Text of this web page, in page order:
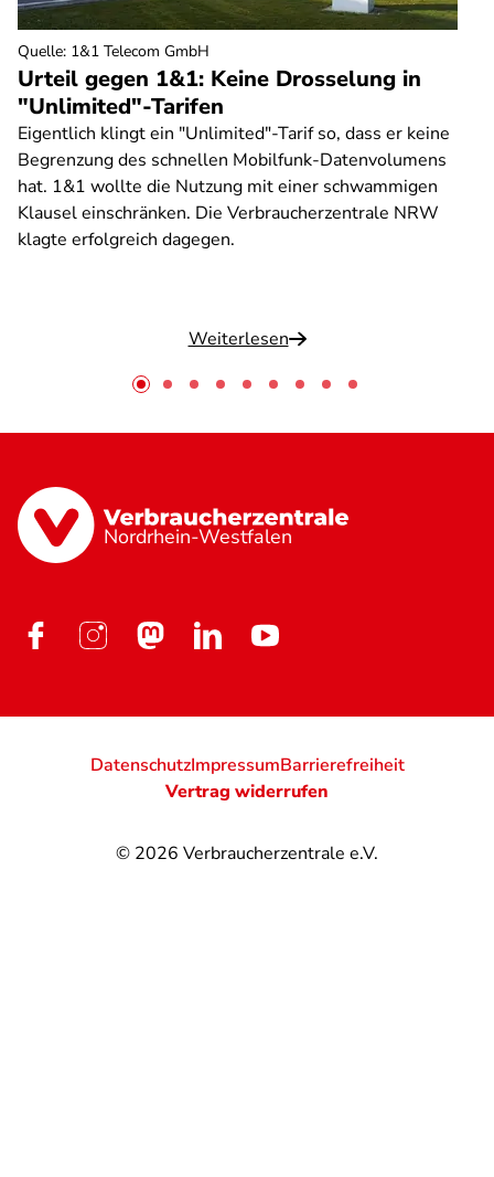
Urteil gegen 1&1: Keine Drosselung in
"Unlimited"-Tarifen
Eigentlich klingt ein "Unlimited"-Tarif so, dass er keine
Begrenzung des schnellen Mobilfunk-Datenvolumens
hat. 1&1 wollte die Nutzung mit einer schwammigen
Klausel einschränken. Die Verbraucherzentrale NRW
klagte erfolgreich dagegen.
Weiterlesen
Quelle: 1&1 Telecom GmbH
Nordrhein-Westfalen
© 2026 Verbraucherzentrale e.V.
DatenschutzImpressumBarrierefreiheit
Vertrag widerrufen